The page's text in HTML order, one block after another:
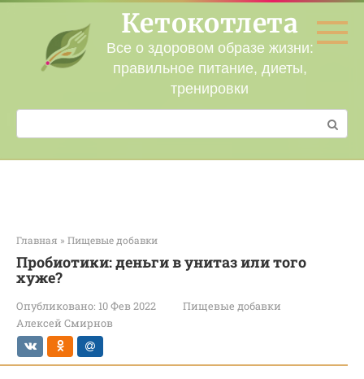
Перейти
контенту
Кетокотлета
Все о здоровом образе жизни:
правильное питание, диеты,
тренировки
Поиск:
Главная » Пищевые добавки
Пробиотики: деньги в унитаз или того
хуже?
Опубликовано: 10 Фев 2022
Пищевые добавки
Алексей Смирнов